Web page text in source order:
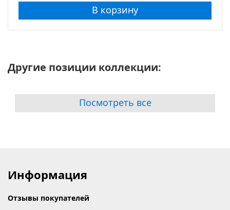
В корзину
Другие позиции коллекции:
Посмотреть все
Информация
Отзывы покупателей